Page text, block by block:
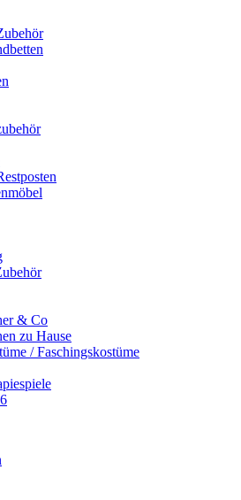
& Co
zu Hause
/ Faschingskostüme